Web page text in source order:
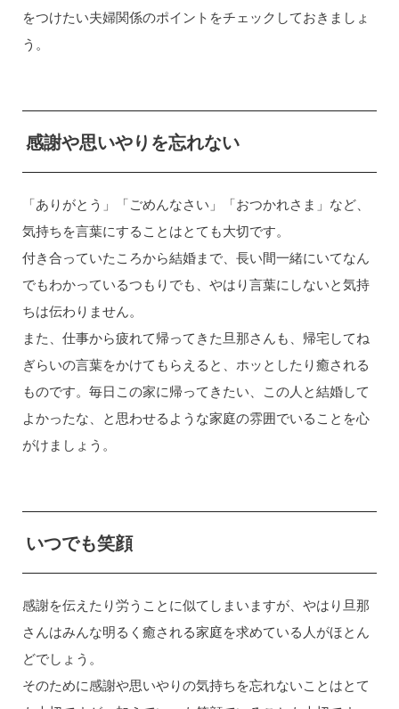
をつけたい夫婦関係のポイントをチェックしておきましょ
う。
感謝や思いやりを忘れない
「ありがとう」「ごめんなさい」「おつかれさま」など、
気持ちを言葉にすることはとても大切です。
付き合っていたころから結婚まで、長い間一緒にいてなん
でもわかっているつもりでも、やはり言葉にしないと気持
ちは伝わりません。
また、仕事から疲れて帰ってきた旦那さんも、帰宅してね
ぎらいの言葉をかけてもらえると、ホッとしたり癒される
ものです。毎日この家に帰ってきたい、この人と結婚して
よかったな、と思わせるような家庭の雰囲でいることを心
がけましょう。
いつでも笑顔
感謝を伝えたり労うことに似てしまいますが、やはり旦那
さんはみんな明るく癒される家庭を求めている人がほとん
どでしょう。
そのために感謝や思いやりの気持ちを忘れないことはとて